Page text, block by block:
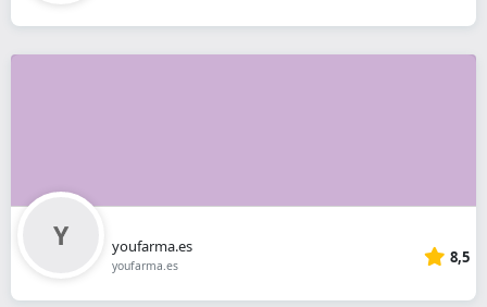
youfarma.es
youfarma.es 8,5